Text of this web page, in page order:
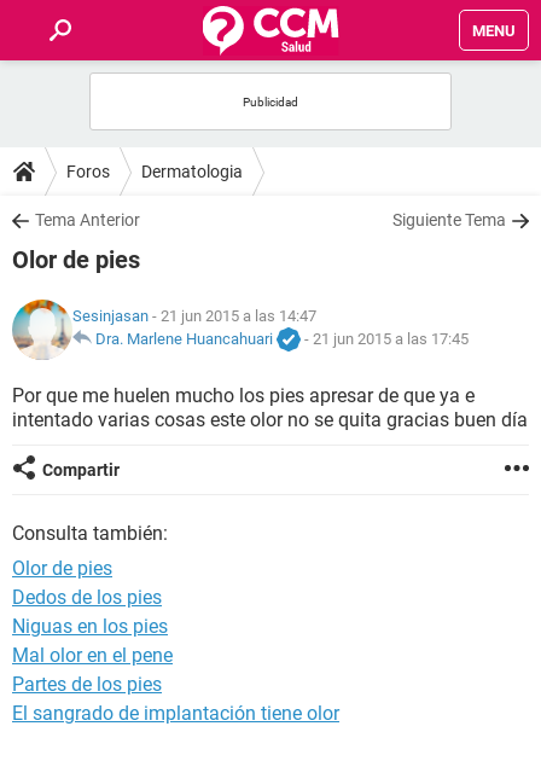
MENU
FOROS
SALUD
NUTRICIÓN
BIENESTAR
SEXUALIDAD
GLOSARIO
Foros Dermatologia
Tema Anterior Siguiente Tema
Olor de pies
Sesinjasan - 21 jun 2015 a las 14:47
Dra. Marlene Huancahuari
- 21 jun 2015 a las 17:45
Por que me huelen mucho los pies apresar de que ya e
intentado varias cosas este olor no se quita gracias buen día
Compartir
Consulta también:
Olor de pies
Dedos de los pies
Niguas en los pies
Mal olor en el pene
Partes de los pies
El sangrado de implantación tiene olor